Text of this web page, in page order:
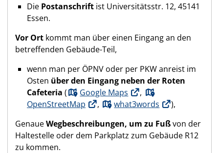
Die Postanschrift ist Universitätsstr. 12, 45141
Essen.
Vor Ort kommt man über einen Eingang an den
betreffenden Gebäude-Teil,
wenn man per ÖPNV oder per PKW anreist im
Osten über den Eingang neben der Roten
Cafeteria ( Google Maps
,
OpenStreetMap
, what3words
),
GenaueWegbeschreibungen, um zu Fußvon der
Haltestelle oder dem Parkplatz zum Gebäude R12
zu kommen.